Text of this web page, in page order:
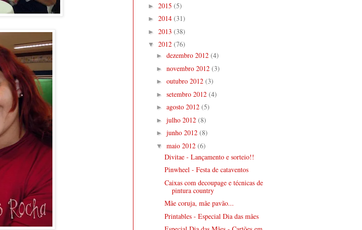
► 2015 (5)
► 2014 (31)
► 2013 (38)
▼ 2012 (76)
► dezembro 2012 (4)
► novembro 2012 (3)
► outubro 2012 (3)
► setembro 2012 (4)
► agosto 2012 (5)
► julho 2012 (8)
► junho 2012 (8)
▼ maio 2012 (6)
Divitae - Lançamento e sorteio!!
Pinwheel - Festa de cataventos
Caixas com decoupage e técnicas de
pintura country
Mãe coruja, mãe pavão...
Printables - Especial Dia das mães